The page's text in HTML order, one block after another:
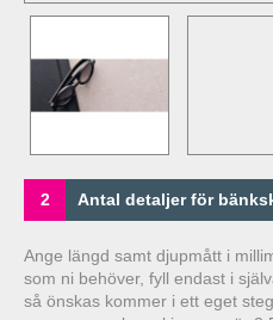
2 Antal detaljer för
Ange längd samt djupmått i
som ni behöver, fyll endast i
så önskas kommer i ett eget